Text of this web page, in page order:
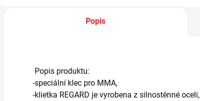
Popis
Popis produktu:
-speciální klec pro MMA,
-klietka REGARD je vyrobena z silnostěnné oceli,